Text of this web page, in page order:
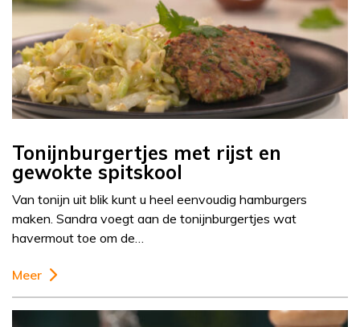
Tonijnburgertjes met rijst en
gewokte spitskool
Van tonijn uit blik kunt u heel eenvoudig hamburgers
maken. Sandra voegt aan de tonijnburgertjes wat
havermout toe om de…
Meer